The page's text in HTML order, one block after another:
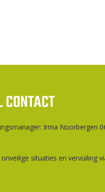
CONTACT
Irma Noorbergen
situaties en vervuiling